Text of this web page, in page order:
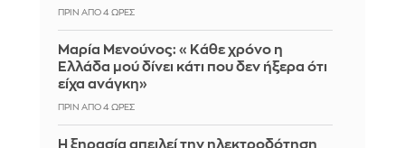
ΠΡΙΝ ΑΠΌ 4 ΏΡΕΣ
Μαρία Μενούνος: «Κάθε χρόνο η
Ελλάδα μού δίνει κάτι που δεν ήξερα ότι
είχα ανάγκη»
ΠΡΙΝ ΑΠΌ 4 ΏΡΕΣ
Η ξηρασία απειλεί την ηλεκτροδότηση